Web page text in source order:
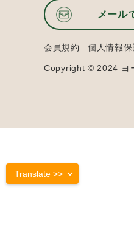
メール
会員規約 個人情報
Copyright © 2024 ヨ